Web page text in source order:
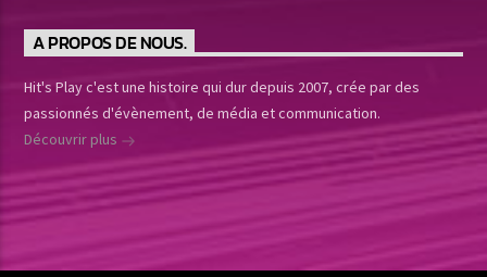
A PROPOS DE NOUS.
Hit's Play c'est une histoire qui dur depuis 2007, crée par des
passionnés d'évènement, de média et communication.
Découvrir plus